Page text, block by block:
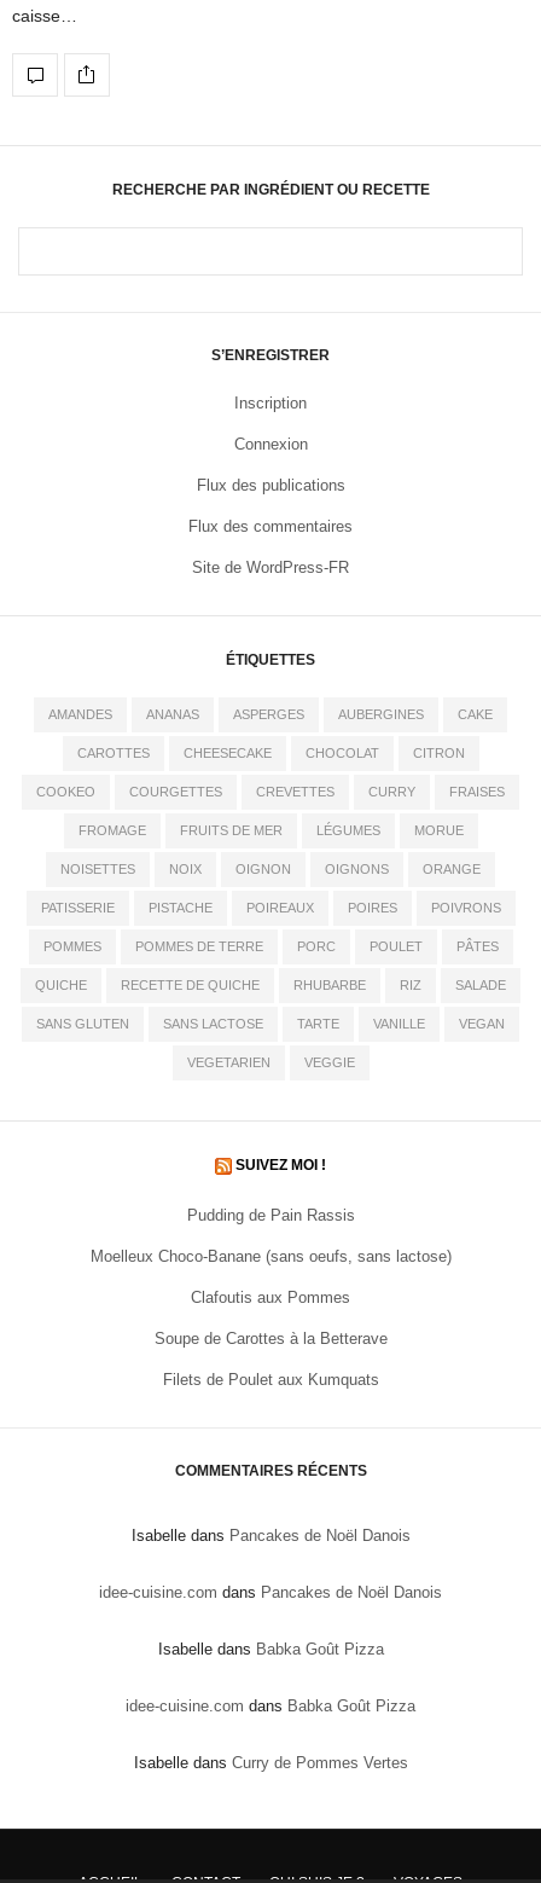
caisse…
RECHERCHE PAR INGRÉDIENT OU RECETTE
S’ENREGISTRER
Inscription
Connexion
Flux des publications
Flux des commentaires
Site de WordPress-FR
ÉTIQUETTES
AMANDES ANANAS ASPERGES AUBERGINES CAKE
CAROTTES CHEESECAKE CHOCOLAT CITRON
COOKEO COURGETTES CREVETTES CURRY FRAISES
FROMAGE FRUITS DE MER LÉGUMES MORUE
NOISETTES NOIX OIGNON OIGNONS ORANGE
PATISSERIE PISTACHE POIREAUX POIRES POIVRONS
POMMES POMMES DE TERRE PORC POULET PÂTES
QUICHE RECETTE DE QUICHE RHUBARBE RIZ SALADE
SANS GLUTEN SANS LACTOSE TARTE VANILLE VEGAN
VEGETARIEN VEGGIE
SUIVEZ MOI !
Pudding de Pain Rassis
Moelleux Choco-Banane (sans oeufs, sans lactose)
Clafoutis aux Pommes
Soupe de Carottes à la Betterave
Filets de Poulet aux Kumquats
COMMENTAIRES RÉCENTS
Isabelledans Pancakes de Noël Danois
idee-cuisine.com dans Pancakes de Noël Danois
Isabelledans Babka Goût Pizza
idee-cuisine.com dans Babka Goût Pizza
Isabelledans Curry de Pommes Vertes